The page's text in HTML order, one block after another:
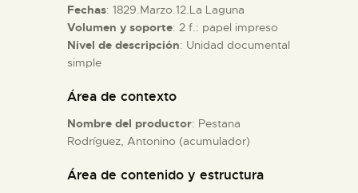
ESPAÑOL
Fechas: 1829.Marzo.12.La Laguna
Volumen y soporte: 2 f.: papel impreso
Nivel de descripción: Unidad documental
simple
Área de contexto
Nombre del productor: Pestana
Rodríguez, Antonino (acumulador)
Área de contenido y estructura